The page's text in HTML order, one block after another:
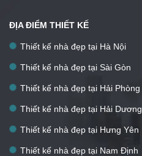
ĐỊA ĐIỂM THIẾT KẾ
Thiết kế nhà đẹp tại Hà Nội
Thiết kế nhà đẹp tại Sài Gòn
Thiết kế nhà đẹp tại Hải Phòng
Thiết kế nhà đẹp tại Hải Dương
Thiết kế nhà đẹp tại Hưng Yên
Thiết kế nhà đẹp tại Nam Định